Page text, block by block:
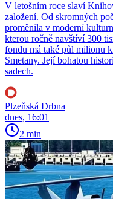
V letošním roce slaví
založení. Od skromných
proměnila v moderní
kterou ročně navštíví 300
fondu má také půl milionu
Smetany. Její bohatou
sadech.
Plzeňská Drbna
dnes, 16:01
2 min